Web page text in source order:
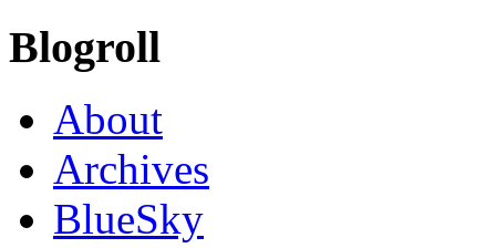
Blogroll
About
Archives
BlueSky